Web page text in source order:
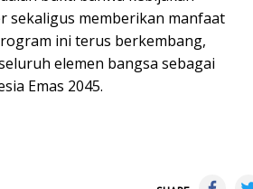
sekaligus memberikan manfaat
ini terus berkembang,
elemen bangsa sebagai
Emas 2045.